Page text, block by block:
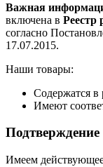
Важная
включена в Реестр
согласно
17.07.2015.
Наши товары:
Содержатся в
Имеют
Подтверждение
Имеем